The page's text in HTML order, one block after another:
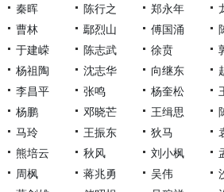
秦晖 陈行之 郑永年
曹林
鄢烈山 傅国涌
于建嵘
陈志武 徐贲
杨祖陶
沈志华 向继东
李昌平
张鸣 杨奎松
杨鹏
邓晓芒 王缉思
马玲
王振东 狄马
熊培云
秋风 刘小枫
周枫
蒋兆勇 吴伟